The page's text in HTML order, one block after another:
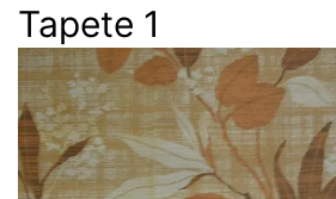
Tapete 1